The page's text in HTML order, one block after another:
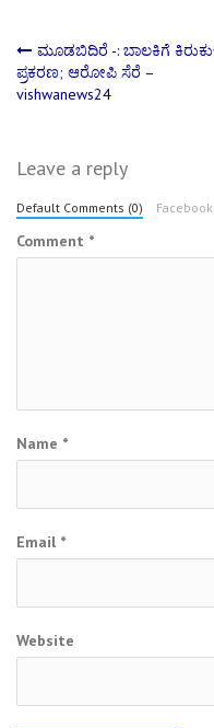
Post
ಮೂಡಬಿದಿರೆ -: ಬಾಲಕಿಗೆ
ಪ್ರಕರಣ; ಆರೋಪಿ ಸೆರೆ –
vishwanews24
Leave a reply
Default Comments (0)
Comment *
Name *
Email *
Website